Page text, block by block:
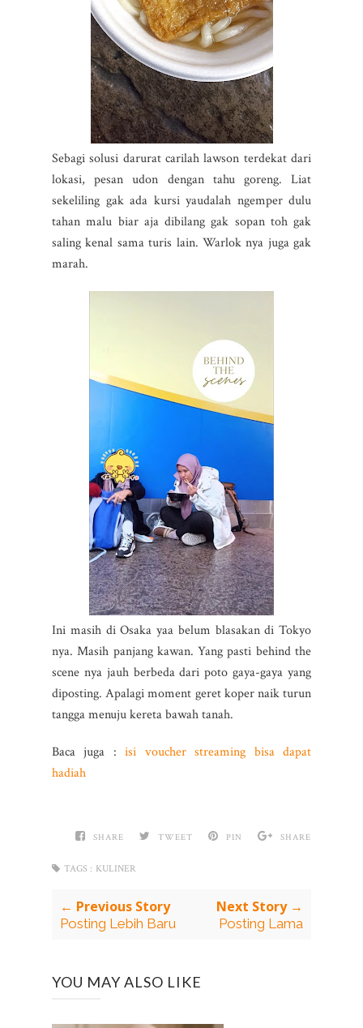
Sebagi solusi darurat carilah lawson terdekat dari
lokasi, pesan udon dengan tahu goreng. Liat
sekeliling gak ada kursi yaudalah ngemper dulu
tahan malu biar aja dibilang gak sopan toh gak
saling kenal sama turis lain. Warlok nya juga gak
marah.
Ini masih di Osaka yaa belum blasakan di Tokyo
nya. Masih panjang kawan. Yang pasti behind the
scene nya jauh berbeda dari poto gaya-gaya yang
diposting. Apalagi moment geret koper naik turun
tangga menuju kereta bawah tanah.
Baca juga :isi voucher streaming bisa dapat
hadiah
SHARE TWEET PIN SHARE
TAGS : KULINER
← Previous Story
Posting Lebih Baru
Next Story →
Posting Lama
YOU MAY ALSO LIKE